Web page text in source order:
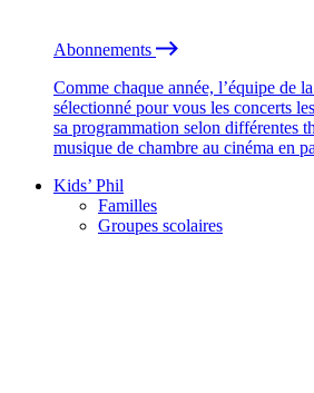
Abonnements
Comme chaque année, l’équipe de
sélectionné pour vous les concerts
sa programmation selon différentes
musique de chambre au cinéma en
Kids’ Phil
Familles
Groupes scolaires